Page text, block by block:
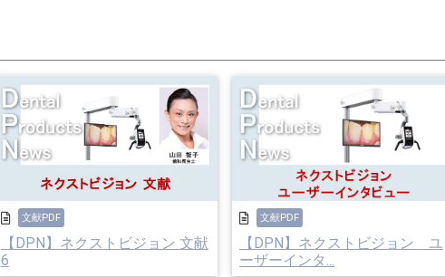
文献PDF
【DPN】ネクストビジョン 文献
6
文献PDF
【DPN】ネクストビジョン ユ
ーザーインタ...